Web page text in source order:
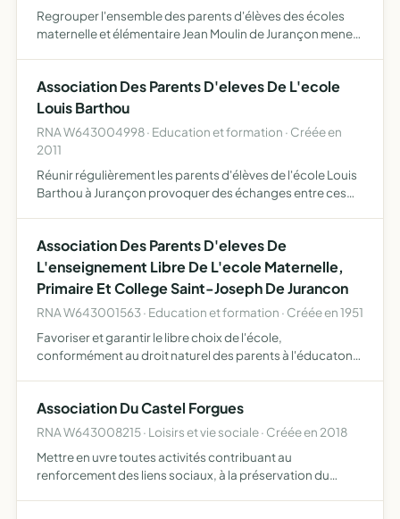
Regrouper l'ensemble des parents d'élèves des écoles
maternelle et élémentaire Jean Moulin de Jurançon mener
Association Des Parents D'eleves De L'ecole
Louis Barthou
RNA W643004998 · Education et formation · Créée en
2011
Réunir régulièrement les parents d'élèves de l'école Louis
Barthou à Jurançon provoquer des échanges entre ces
Association Des Parents D'eleves De
L'enseignement Libre De L'ecole Maternelle,
Primaire Et College Saint-Joseph De Jurancon
RNA W643001563 · Education et formation · Créée en 1951
Favoriser et garantir le libre choix de l'école,
conformément au droit naturel des parents à l'éducaton
catholiqu…
Association Du Castel Forgues
RNA W643008215 · Loisirs et vie sociale · Créée en 2018
Mettre en uvre toutes activités contribuant au
renforcement des liens sociaux, à la préservation du